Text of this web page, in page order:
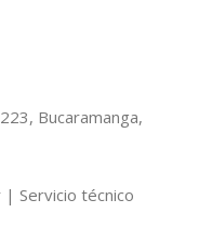
Bucaramanga,
| Servicio técnico